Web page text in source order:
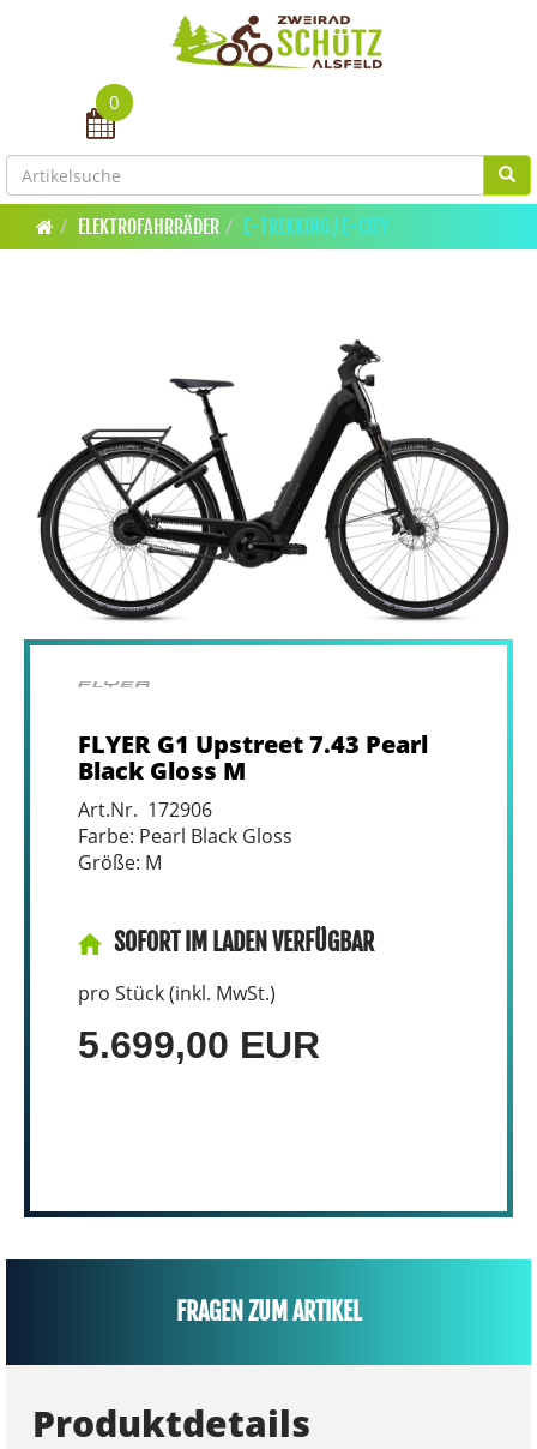
Toggle navigation
0
ELEKTROFAHRRÄDER E-TREKKING / E-CITY
FLYER G1 Upstreet 7.43 Pearl
Black Gloss M
Art.Nr. 172906
Farbe: Pearl Black Gloss
Größe: M
SOFORT IM LADEN VERFÜGBAR
pro Stück (inkl. MwSt.)
5.699,00 EUR
FRAGEN ZUM ARTIKEL
Produktdetails